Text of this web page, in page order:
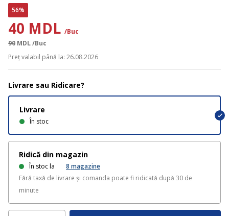
56%
40 MDL /Buc
90 MDL/Buc
Preț valabil până la: 26.08.2026
Livrare sau Ridicare?
Livrare
În stoc
Ridică din magazin
În stoc la 8 magazine
Fără taxă de livrare și comanda poate fi ridicată după 30 de
minute